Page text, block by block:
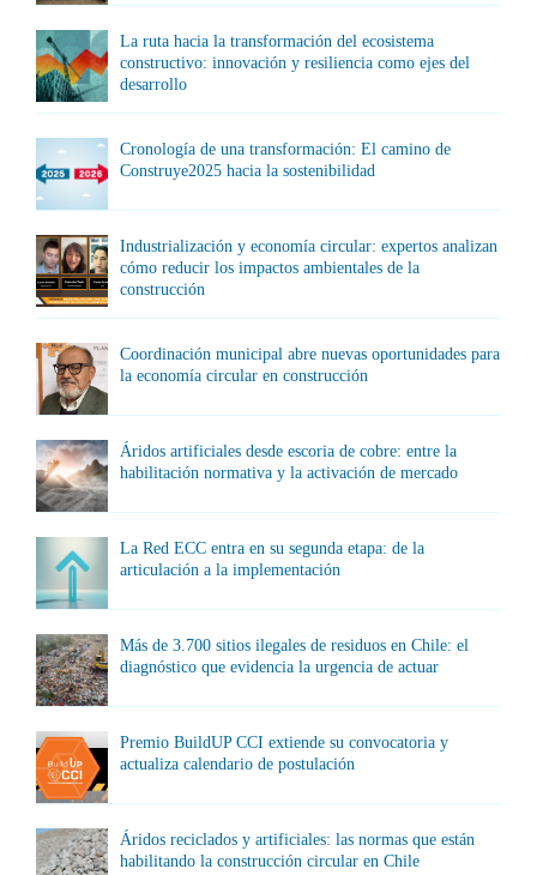
La ruta hacia la transformación del ecosistema
constructivo: innovación y resiliencia como ejes del
desarrollo
Cronología de una transformación: El camino de
Construye2025 hacia la sostenibilidad
Industrialización y economía circular: expertos analizan
cómo reducir los impactos ambientales de la
construcción
Coordinación municipal abre nuevas oportunidades para
la economía circular en construcción
Áridos artificiales desde escoria de cobre: entre la
habilitación normativa y la activación de mercado
La Red ECC entra en su segunda etapa: de la
articulación a la implementación
Más de 3.700 sitios ilegales de residuos en Chile: el
diagnóstico que evidencia la urgencia de actuar
Premio BuildUP CCI extiende su convocatoria y
actualiza calendario de postulación
Áridos reciclados y artificiales: las normas que están
habilitando la construcción circular en Chile